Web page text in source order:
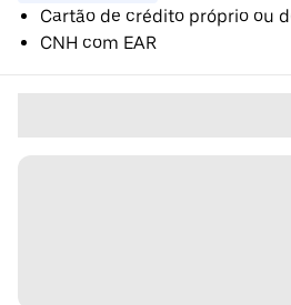
Cartão de crédito próprio ou
CNH com EAR